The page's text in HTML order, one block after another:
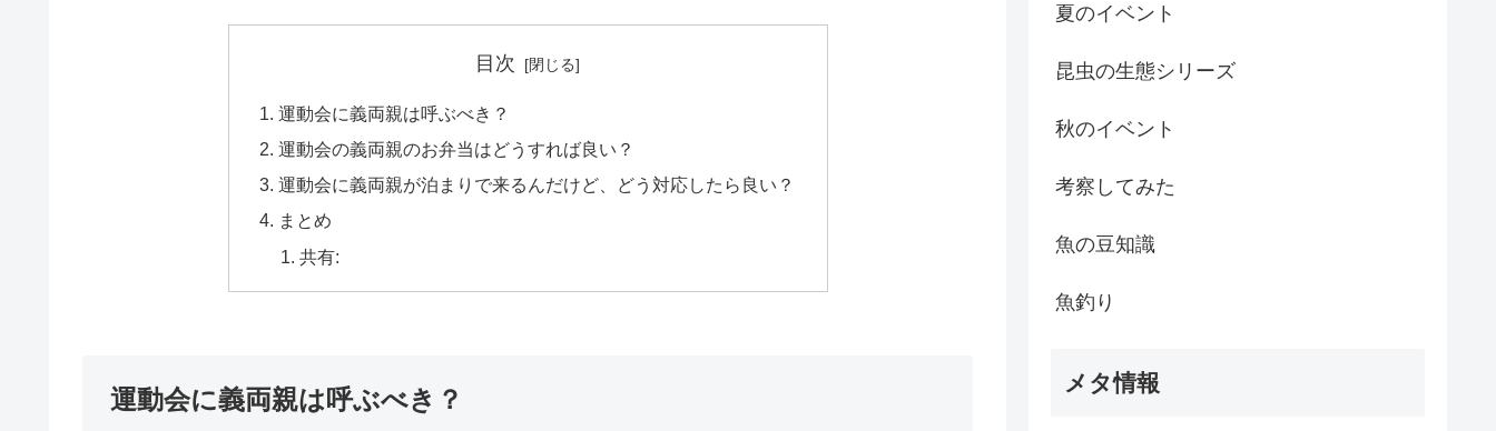
目次
運動会に義両親は呼ぶべき？
運動会の義両親のお弁当はどうすれば良い？
運動会に義両親が泊まりで来るんだけど、どう対応したら良い？
まとめ
共有:
運動会に義両親は呼ぶべき？
夏のイベント
昆虫の生態シリーズ
秋のイベント
考察してみた
魚の豆知識
魚釣り
メタ情報